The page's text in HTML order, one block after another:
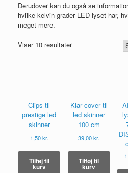
Derudover kan du også se
hvilke kelvin grader LED lyset har,
meget mere.
Viser 10 resultater
Clips til
prestige led
skinner
1,50kr.
Tilføj til
kurv
Klar cover til
led skinner
100 cm
39,00kr.
Tilføj til
kurv